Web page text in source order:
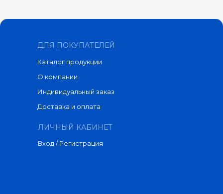
ДЛЯ ПОКУПАТЕЛЕЙ
Каталог продукции
Доставка и оплата
ЛИЧНЫЙ КАБИНЕТ
Вход / Регистрация
О компании
Индивидуальный заказ